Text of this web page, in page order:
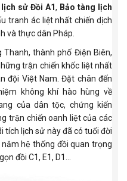
sử Đồi A1, Bảo tàng lịch
tranh ác liệt nhất chiến dịch
và thực dân Pháp.
thành phố Điện Biên,
trận chiến khốc liệt nhất
đội Việt Nam. Đặt chân đến
không khí hào hùng về
của dân tộc, chứng kiến
trận chiến oanh liệt của các
tích lịch sử này đã có tuổi đời
hệ thống đồi quan trọng
đồi C1, E1, D1…